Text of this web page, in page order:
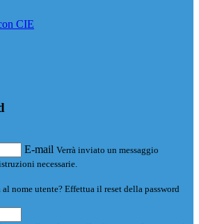
CIE
E-mail Verrà inviato un messaggio
necessarie.
nome utente? Effettua il reset della password